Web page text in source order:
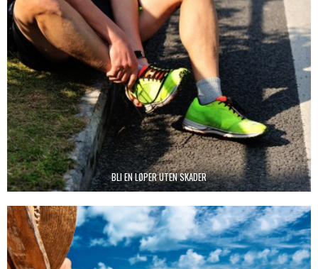
BLI EN LØPER UTEN SKADER